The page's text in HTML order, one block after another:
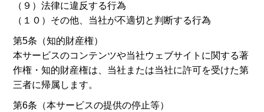
（９）法律に違反する行為
（１０）その他、当社が不適切と判断する行為
第5条（知的財産権）
本サービスのコンテンツや当社ウェブサイトに関する著
作権・知的財産権は、当社または当社に許可を受けた第
三者に帰属します。
第6条（本サービスの提供の停止等）